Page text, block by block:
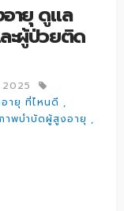
ายุ ดูแล
ะผู้ป่วยติด
ายุ ที่ไหนดี
าพบำบัดผู้สูงอายุ